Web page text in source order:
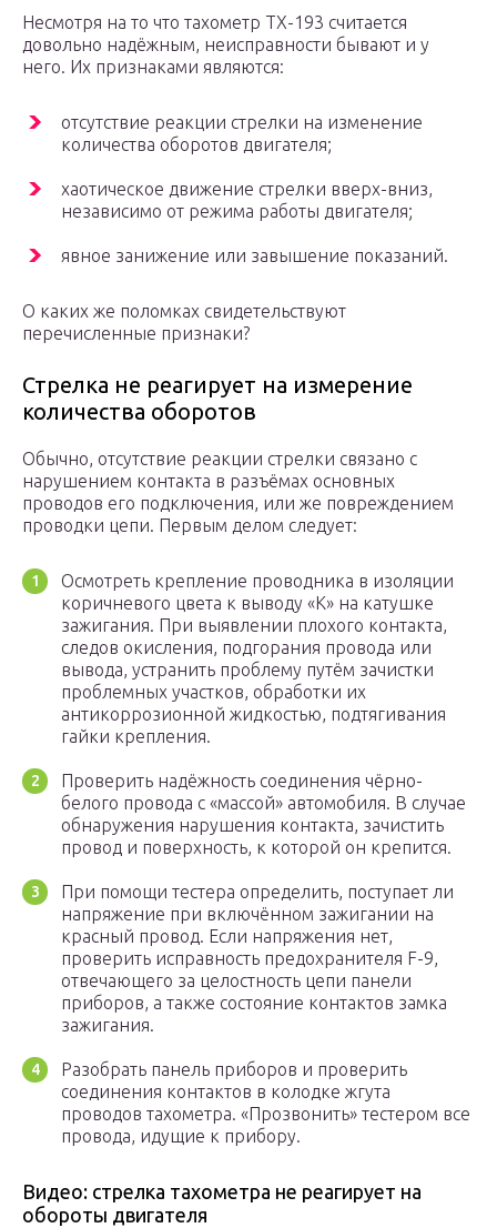
Несмотря на то что тахометр ТХ-193 считается
довольно надёжным, неисправности бывают и у
него. Их признаками являются:
отсутствие реакции стрелки на изменение
количества оборотов двигателя;
хаотическое движение стрелки вверх-вниз,
независимо от режима работы двигателя;
явное занижение или завышение показаний.
О каких же поломках свидетельствуют
перечисленные признаки?
Стрелка не реагирует на измерение
количества оборотов
Обычно, отсутствие реакции стрелки связано с
нарушением контакта в разъёмах основных
проводов его подключения, или же повреждением
проводки цепи. Первым делом следует:
Осмотреть крепление проводника в изоляции
коричневого цвета к выводу «К» на катушке
зажигания. При выявлении плохого контакта,
следов окисления, подгорания провода или
вывода, устранить проблему путём зачистки
проблемных участков, обработки их
антикоррозионной жидкостью, подтягивания
гайки крепления.
Проверить надёжность соединения чёрно-
белого провода с «массой» автомобиля. В случае
обнаружения нарушения контакта, зачистить
провод и поверхность, к которой он крепится.
При помощи тестера определить, поступает ли
напряжение при включённом зажигании на
красный провод. Если напряжения нет,
проверить исправность предохранителя F-9,
отвечающего за целостность цепи панели
приборов, а также состояние контактов замка
зажигания.
Разобрать панель приборов и проверить
соединения контактов в колодке жгута
проводов тахометра. «Прозвонить» тестером все
провода, идущие к прибору.
Видео: стрелка тахометра не реагирует на
обороты двигателя